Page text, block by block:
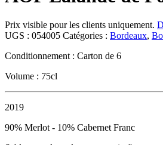
Prix visible pour les clients uniquement.
UGS : 054005 Catégories : Bordeaux,
Conditionnement : Carton de 6
Volume : 75cl
2019
90% Merlot - 10% Cabernet Franc